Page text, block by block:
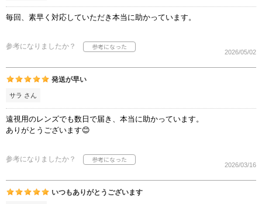
毎回、素早く対応していただき本当に助かっています。
参考になりましたか？
2026/05/02
発送が早い
サラ さん
遠視用のレンズでも数日で届き、本当に助かっています。
ありがとうございます😊
参考になりましたか？
2026/03/16
いつもありがとうございます